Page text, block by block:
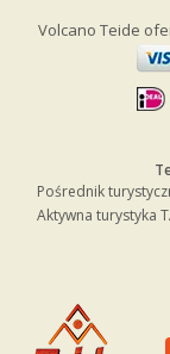
Volcano Teide
Pośrednik
Aktywna turystyka